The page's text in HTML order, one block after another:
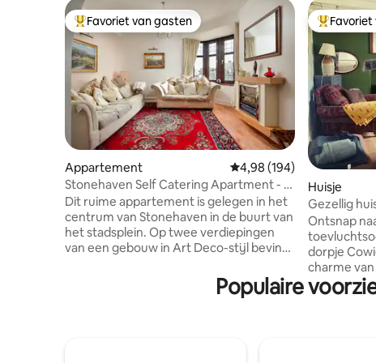
Topfavoriet van gasten
Favoriet van gasten
Appartement Gemiddelde beoordeling
4,98 (194)
Stonehaven Self Catering Apartment - 3
slaapkamers
Dit ruime appartement is gelegen in het
centrum van Stonehaven in de buurt van
het stadsplein. Op twee verdiepingen
van een gebouw in Art Deco-stijl bevindt
twee slaapkamers op de tweede
verdieping - een met een en-suite
Huisje
Gezellig
Castle –
Ontsnap
dorpje Cowie,
charme
historische
bruisende
Populaire